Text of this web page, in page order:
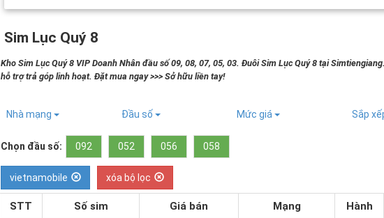
Sim Lục Quý 8
Kho Sim Lục Quý 8 VIP Doanh Nhân đầu số 09, 08, 07, 05, 03. Đuôi Sim Lục Quý 8 tại
hỗ trợ trả góp linh hoạt. Đặt mua ngay >>> Sở hữu liền tay!
Nhà mạng Đầu số Mức giá Sắp
Chọn đầu số: 092 052 056 058
vietnamobile xóa bộ lọc
STT Số sim Giá bán Mạng Hành